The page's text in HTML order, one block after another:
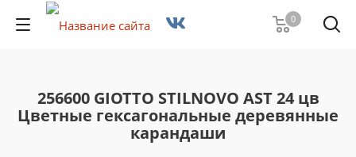
0
256600 GIOTTO STILNOVO AST 24 цв
Цветные гексагональные деревянные
карандаши